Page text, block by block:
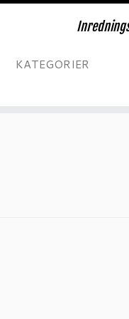
KATEGORIER